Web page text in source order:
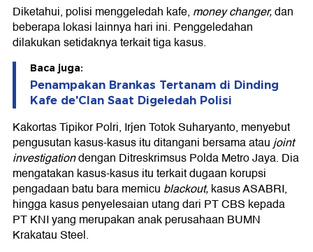
Diketahui, polisi menggeledah kafe, money changer,dan
beberapa lokasi lainnya hari ini. Penggeledahan
dilakukan setidaknya terkait tiga kasus.
Baca juga:
Penampakan Brankas Tertanam di Dinding
Kafe de'Clan Saat Digeledah Polisi
Kakortas Tipikor Polri, Irjen Totok Suharyanto, menyebut
pengusutan kasus-kasus itu ditangani bersama ataujoint
investigationdengan Ditreskrimsus Polda Metro Jaya. Dia
mengatakan kasus-kasus itu terkait dugaan korupsi
pengadaan batu bara memicu blackout,kasus ASABRI,
hingga kasus penyelesaian utang dari PT CBS kepada
PT KNI yang merupakan anak perusahaan BUMN
Krakatau Steel.